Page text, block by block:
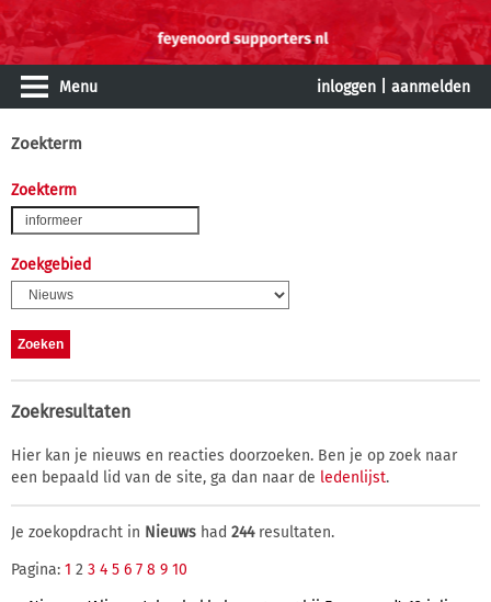
Menu inloggen aanmelden
Zoekterm
Zoekterm
Zoekgebied
Zoekresultaten
Hier kan je nieuws en reacties doorzoeken. Ben je op zoek naar
een bepaald lid van de site, ga dan naar de ledenlijst.
Je zoekopdracht in Nieuws had 244resultaten.
Pagina: 1 2 3 4 5 6 7 8 9 10